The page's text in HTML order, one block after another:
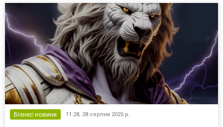
Бізнес новини 11:28, 28 серпня 2025 р.